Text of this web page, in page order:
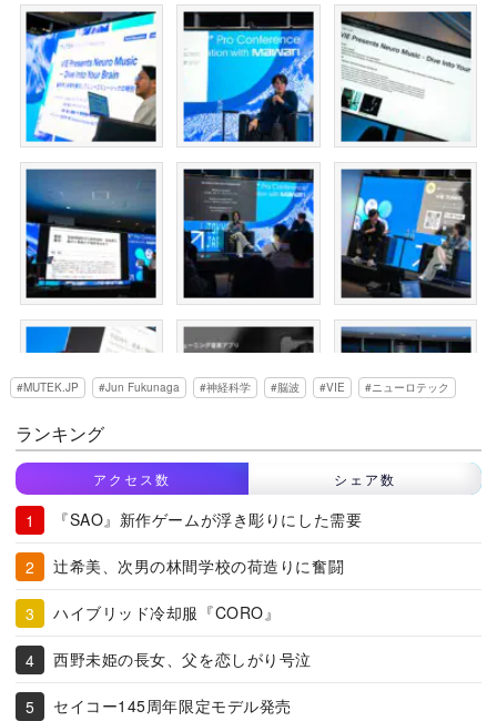
MUTEK.JP Jun Fukunaga 神経科学 脳波 VIE ニューロテック
ランキング
アクセス数 シェア数
『SAO』新作ゲームが浮き彫りにした需要
辻希美、次男の林間学校の荷造りに奮闘
ハイブリッド冷却服『CORO』
西野未姫の長女、父を恋しがり号泣
セイコー145周年限定モデル発売